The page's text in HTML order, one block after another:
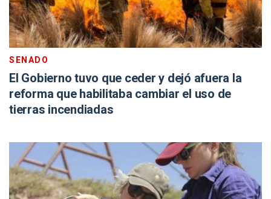
SENADO
El Gobierno tuvo que ceder y dejó afuera la
reforma que habilitaba cambiar el uso de
tierras incendiadas